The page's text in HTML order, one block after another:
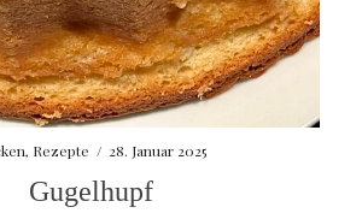
, Rezepte / 28. Januar 2025
Gugelhupf